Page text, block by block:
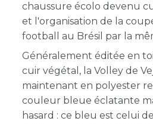
chaussure écolo devenu
et l'organisation de la
football au Brésil par la
Généralement éditée en
cuir végétal, la Volley de
maintenant en polyester
couleur bleue éclatante
hasard : ce bleu est celui